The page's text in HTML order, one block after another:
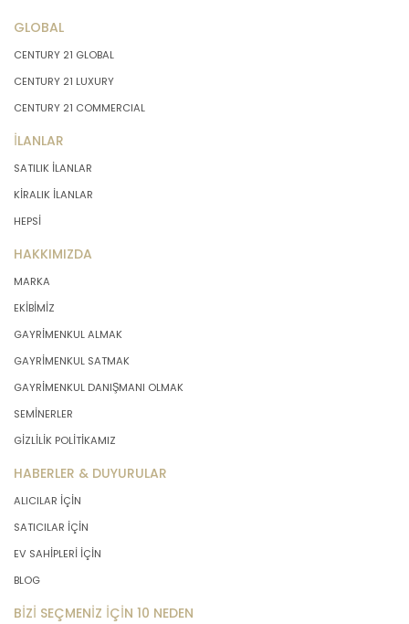
GLOBAL
CENTURY 21 GLOBAL
CENTURY 21 LUXURY
CENTURY 21 COMMERCIAL
İLANLAR
SATILIK İLANLAR
KİRALIK İLANLAR
HEPSİ
HAKKIMIZDA
MARKA
EKİBİMİZ
GAYRİMENKUL ALMAK
GAYRİMENKUL SATMAK
GAYRİMENKUL DANIŞMANI OLMAK
SEMİNERLER
GİZLİLİK POLİTİKAMIZ
HABERLER & DUYURULAR
ALICILAR İÇİN
SATICILAR İÇİN
EV SAHİPLERİ İÇİN
BLOG
BİZİ SEÇMENİZ İÇİN 10 NEDEN